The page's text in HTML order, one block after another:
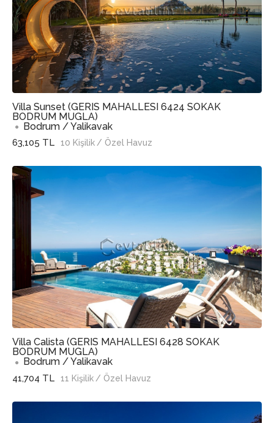
Villa Sunset (GERIS MAHALLESI 6424 SOKAK
BODRUM MUGLA)
Bodrum / Yalikavak
63,105 TL 10 Kişilik/ Özel Havuz
Villa Calista (GERIS MAHALLESI 6428 SOKAK
BODRUM MUGLA)
Bodrum / Yalikavak
41,704 TL 11 Kişilik / Özel Havuz